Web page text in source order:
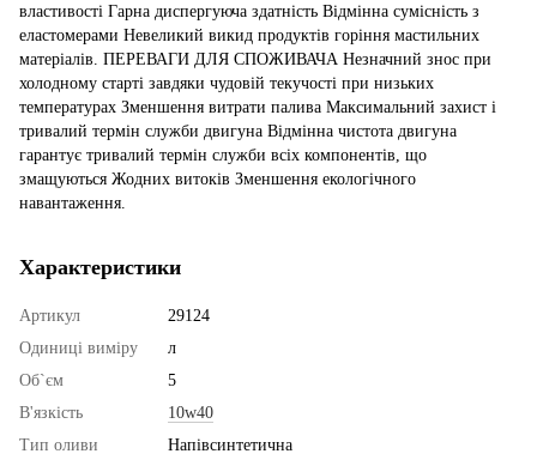
властивості Гарна диспергуюча здатність Відмінна сумісність з
еластомерами Невеликий викид продуктів горіння мастильних
матеріалів. ПЕРЕВАГИ ДЛЯ СПОЖИВАЧА Незначний знос при
холодному старті завдяки чудовій текучості при низьких
температурах Зменшення витрати палива Максимальний захист і
тривалий термін служби двигуна Відмінна чистота двигуна
гарантує тривалий термін служби всіх компонентів, що
змащуються Жодних витоків Зменшення екологічного
навантаження.
Характеристики
Артикул
29124
Одиниці виміру
л
Об`єм
5
В'язкість
10w40
Тип оливи
Напівсинтетична